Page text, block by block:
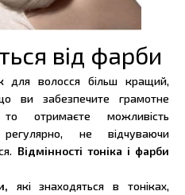
від фарби
для волосся більш кращий,
ви забезпечите грамотне
отримаєте можливість
не відчуваючи
Відмінності тоніка і фарби
які знаходяться в тоніках,